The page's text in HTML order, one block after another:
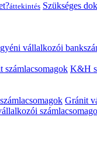
áttekintés Szükséges
vállalkozói
számlacsomagok K&H
Gránit